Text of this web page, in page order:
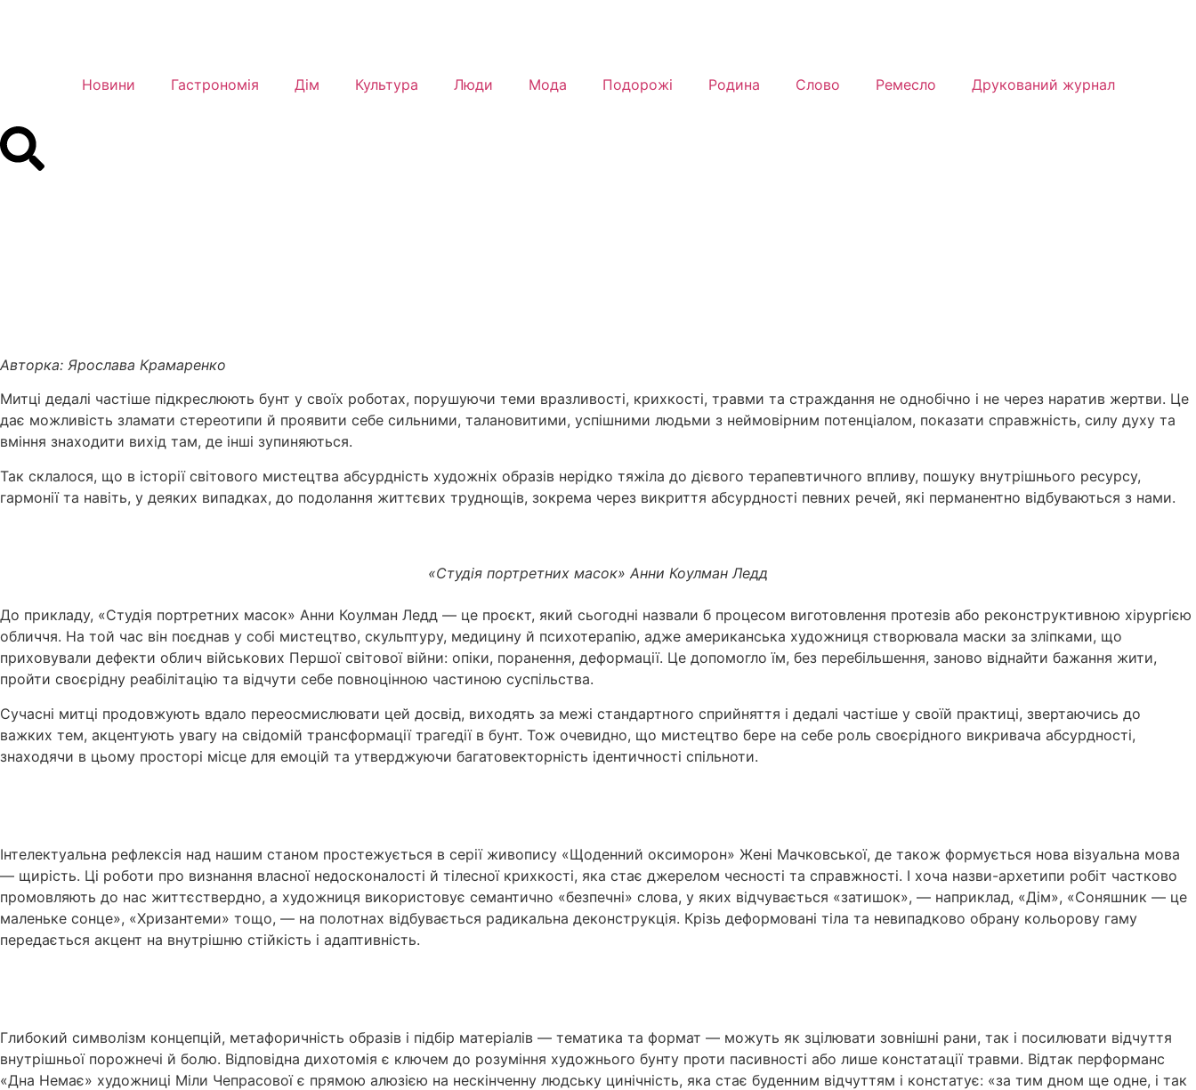
Новини Гастрономія Дім Культура Люди Мода Подорожі Родина Слово Ремесло Друкований журнал
Авторка: Ярослава Крамаренко
Митці дедалі частіше підкреслюють бунт у своїх роботах, порушуючи теми вразливості, крихкості, травми та страждання не однобічно і не через наратив жертви. Це
дає можливість зламати стереотипи й проявити себе сильними, талановитими, успішними людьми з неймовірним потенціалом, показати справжність, силу духу та
вміння знаходити вихід там, де інші зупиняються.
Так склалося, що в історії світового мистецтва абсурдність художніх образів нерідко тяжіла до дієвого терапевтичного впливу, пошуку внутрішнього ресурсу,
гармонії та навіть, у деяких випадках, до подолання життєвих труднощів, зокрема через викриття абсурдності певних речей, які перманентно відбуваються з нами.
«Студія портретних масок» Анни Коулман Ледд
До прикладу, «Студія портретних масок» Анни Коулман Ледд — це проєкт, який сьогодні назвали б процесом виготовлення протезів або реконструктивною хірургією
обличчя. На той час він поєднав у собі мистецтво, скульптуру, медицину й психотерапію, адже американська художниця створювала маски за зліпками, що
приховували дефекти облич військових Першої світової війни: опіки, поранення, деформації. Це допомогло їм, без перебільшення, заново віднайти бажання жити,
пройти своєрідну реабілітацію та відчути себе повноцінною частиною суспільства.
Сучасні митці продовжують вдало переосмислювати цей досвід, виходять за межі стандартного сприйняття і дедалі частіше у своїй практиці, звертаючись до
важких тем, акцентують увагу на свідомій трансформації трагедії в бунт. Тож очевидно, що мистецтво бере на себе роль своєрідного викривача абсурдності,
знаходячи в цьому просторі місце для емоцій та утверджуючи багатовекторність ідентичності спільноти.
Інтелектуальна рефлексія над нашим станом простежується в серії живопису «Щоденний оксиморон» Жені Мачковської, де також формується нова візуальна мова
— щирість. Ці роботи про визнання власної недосконалості й тілесної крихкості, яка стає джерелом чесності та справжності. І хоча назви-архетипи робіт частково
промовляють до нас життєствердно, а художниця використовує семантично «безпечні» слова, у яких відчувається «затишок», — наприклад, «Дім», «Соняшник — це
маленьке сонце», «Хризантеми» тощо, — на полотнах відбувається радикальна деконструкція. Крізь деформовані тіла та невипадково обрану кольорову гаму
передається акцент на внутрішню стійкість і адаптивність.
Глибокий символізм концепцій, метафоричність образів і підбір матеріалів — тематика та формат — можуть як зцілювати зовнішні рани, так і посилювати відчуття
внутрішньої порожнечі й болю. Відповідна дихотомія є ключем до розуміння художнього бунту проти пасивності або лише констатації травми. Відтак перформанс
«Дна Немає» художниці Міли Чепрасової є прямою алюзією на нескінченну людську цинічність, яка стає буденним відчуттям і констатує: «за тим дном ще одне, і так